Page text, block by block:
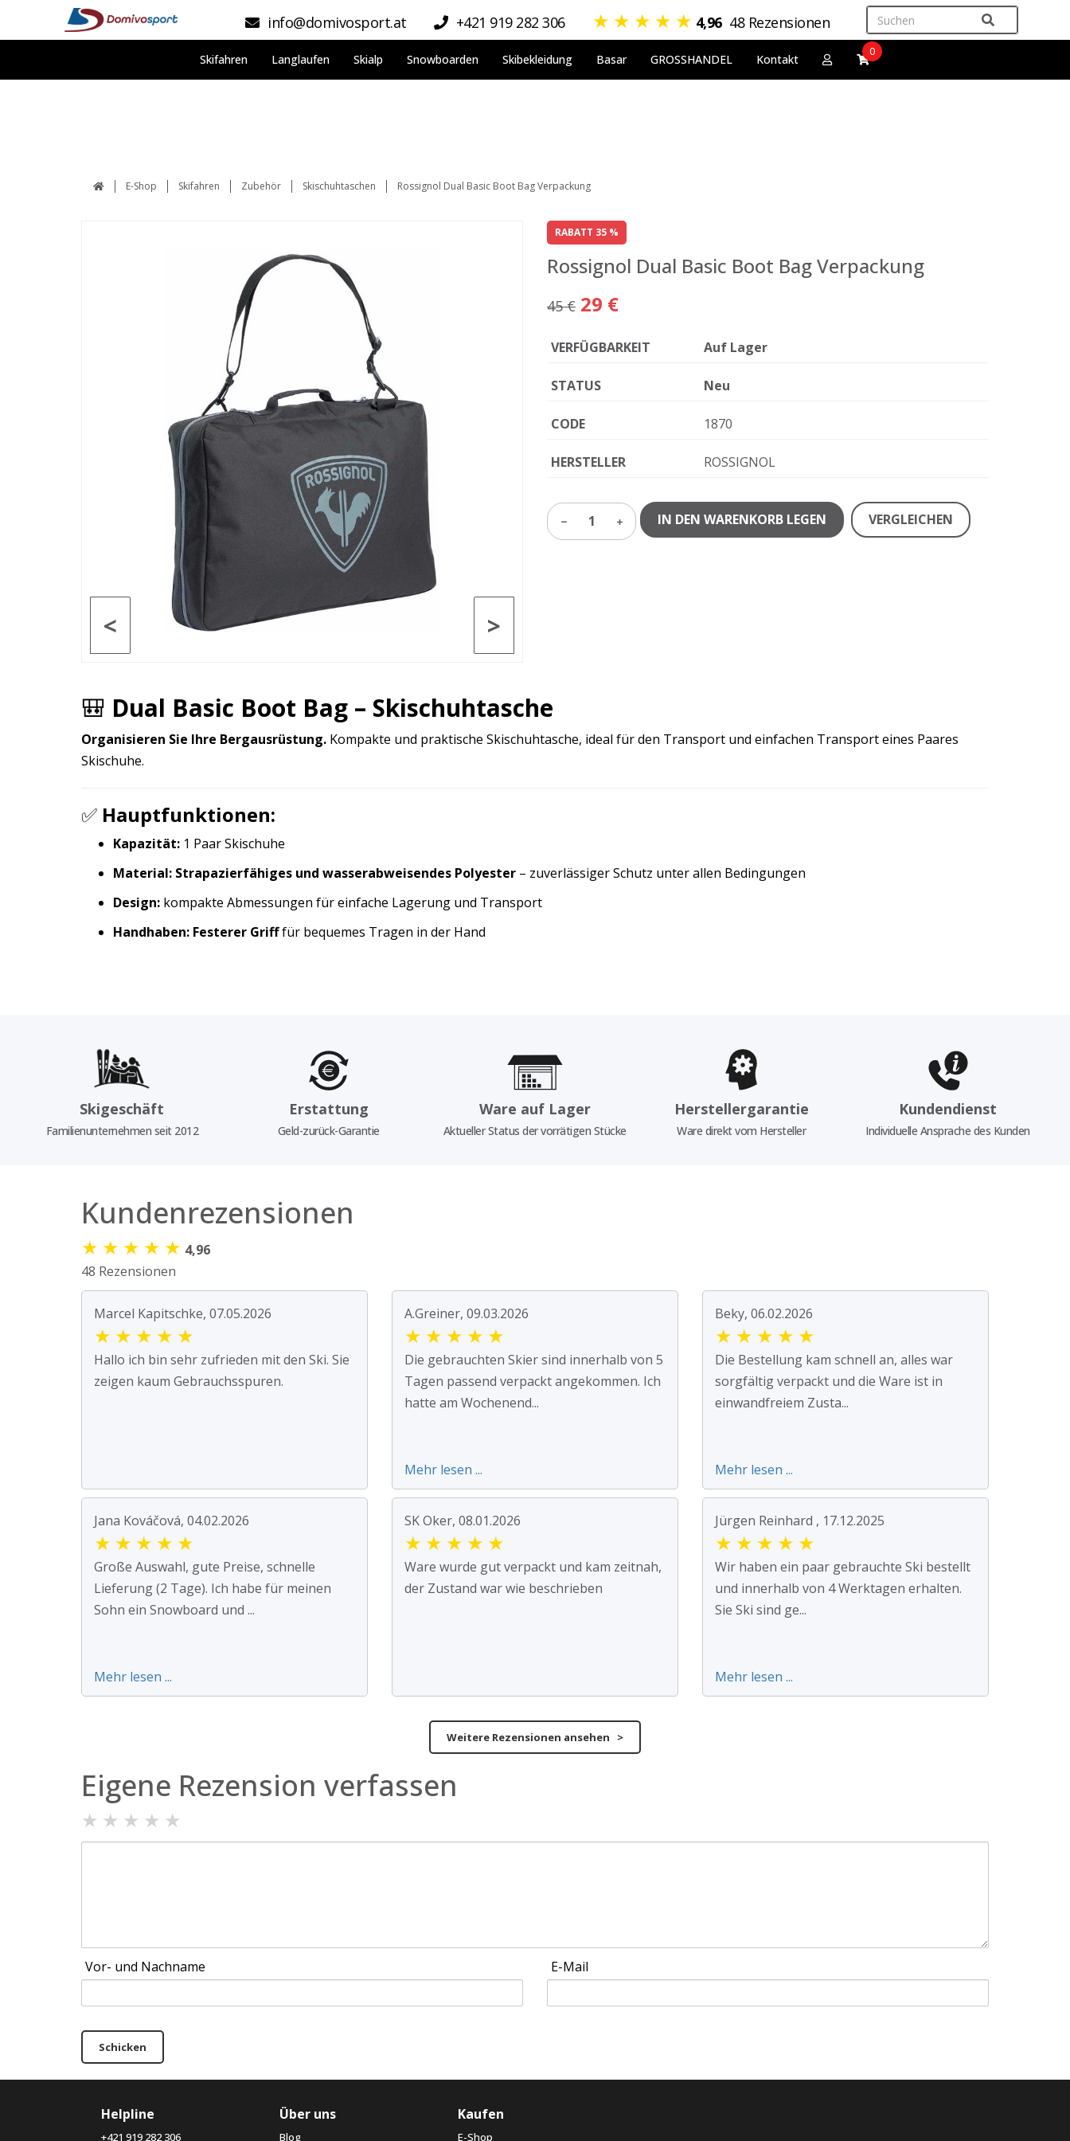
info@domivosport.at +421 919 282 306 ★ ★ ★ ★ ★ 4,96 48 Rezensionen
Skifahren Langlaufen Skialp Snowboarden Skibekleidung Basar GROSSHANDEL Kontakt
0
E-Shop Skifahren Zubehör Skischuhtaschen Rossignol Dual Basic Boot Bag Verpackung
>
<
RABATT 35 %
Rossignol Dual Basic Boot Bag Verpackung
45 € 29 €
VERFÜGBARKEIT Auf Lager
STATUS Neu
CODE 1870
HERSTELLER ROSSIGNOL
1 IN DEN WARENKORB LEGEN VERGLEICHEN
🎒 Dual Basic Boot Bag – Skischuhtasche
Organisieren Sie Ihre Bergausrüstung. Kompakte und praktische Skischuhtasche, ideal für den Transport und einfachen Transport eines Paares
Skischuhe.
✅ Hauptfunktionen:
Kapazität: 1 Paar Skischuhe
Material: Strapazierfähiges und wasserabweisendes Polyester – zuverlässiger Schutz unter allen Bedingungen
Design: kompakte Abmessungen für einfache Lagerung und Transport
Handhaben: Festerer Grifffür bequemes Tragen in der Hand
Skigeschäft
Familienunternehmen seit 2012
Erstattung
Geld-zurück-Garantie
Ware auf Lager
Aktueller Status der vorrätigen Stücke
Herstellergarantie
Ware direkt vom Hersteller
Kundendienst
Individuelle Ansprache des Kunden
Kundenrezensionen
★ ★ ★ ★ ★ 4,96
48 Rezensionen
Marcel Kapitschke, 07.05.2026
★ ★ ★ ★ ★
Hallo ich bin sehr zufrieden mit den Ski. Sie
zeigen kaum Gebrauchsspuren.
A.Greiner, 09.03.2026
★ ★ ★ ★ ★
Die gebrauchten Skier sind innerhalb von 5
Tagen passend verpackt angekommen. Ich
hatte am Wochenend...
Mehr lesen ...
Beky, 06.02.2026
★ ★ ★ ★ ★
Die Bestellung kam schnell an, alles war
sorgfältig verpackt und die Ware ist in
einwandfreiem Zusta...
Mehr lesen ...
Jana Kováčová, 04.02.2026
★ ★ ★ ★ ★
Große Auswahl, gute Preise, schnelle
Lieferung (2 Tage). Ich habe für meinen
Sohn ein Snowboard und ...
Mehr lesen ...
SK Oker, 08.01.2026
★ ★ ★ ★ ★
Ware wurde gut verpackt und kam zeitnah,
der Zustand war wie beschrieben
Jürgen Reinhard , 17.12.2025
★ ★ ★ ★ ★
Wir haben ein paar gebrauchte Ski bestellt
und innerhalb von 4 Werktagen erhalten.
Sie Ski sind ge...
Mehr lesen ...
Weitere Rezensionen ansehen >
Eigene Rezension verfassen
★ ★ ★ ★ ★
Vor- und Nachname E-Mail
Schicken
Helpline
+421 919 282 306
Über uns
Blog
Kaufen
E-Shop